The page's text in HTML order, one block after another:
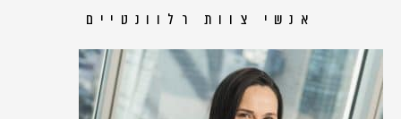
אנשי צוות רלוונטיים